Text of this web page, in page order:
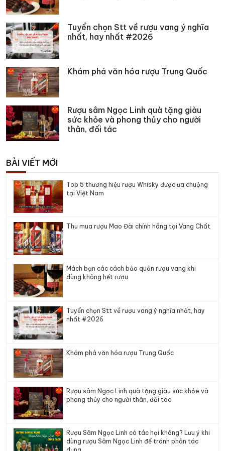
Tuyển chọn Stt về rượu vang ý nghĩa
nhất, hay nhất #2026
Khám phá văn hóa rượu Trung Quốc
Rượu sâm Ngọc Linh quà tặng giàu
sức khỏe và phong thủy cho người
thân, đối tác
BÀI VIẾT MỚI
Top 5 thương hiệu rượu Whisky được ưa chuộng
tại Việt Nam
Thu mua rượu Mao Đài chính hãng tại Vang Chất
Mách bạn các cách bảo quản rượu vang khi
dùng không hết rượu
Tuyển chọn Stt về rượu vang ý nghĩa nhất, hay
nhất #2026
Khám phá văn hóa rượu Trung Quốc
Rượu sâm Ngọc Linh quà tặng giàu sức khỏe và
phong thủy cho người thân, đối tác
Rượu Sâm Ngọc Linh có tác hại không? Lưu ý khi
dùng rượu Sâm Ngọc Linh để tránh phản tác